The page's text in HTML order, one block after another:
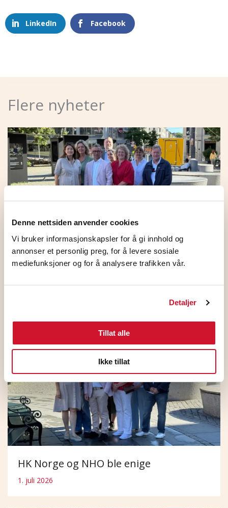
Denne nettsiden anvender cookies
Vi bruker informasjonskapsler for å gi innhold og
annonser et personlig preg, for å levere sosiale
mediefunksjoner og for å analysere trafikken vår.
Detaljer
Tillat alle
Ikke tillat
LinkedIn Facebook
Flere nyheter
HKs medlemmer på NHO
HK Norge og NHO ble enige
1. juli 2026